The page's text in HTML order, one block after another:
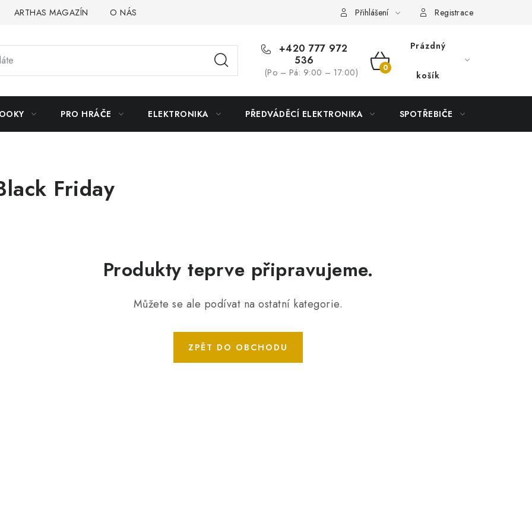
ARTHAS MAGAZÍN O NÁS Přihlášení Registrace
+420 777 972
536
(Po – Pá: 9:00 – 17:00)
NÁKUPNÍ
Prázdný
košík
PRO HRÁČE ELEKTRONIKA PŘEDVÁDĚCÍ ELEKTRONIKA SPOTŘEBIČE
Friday
Produkty teprve připravujeme.
Můžete se ale podívat na ostatní kategorie.
ZPĚT DO OBCHODU